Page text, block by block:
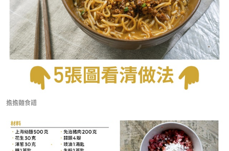
擔擔麵食譜